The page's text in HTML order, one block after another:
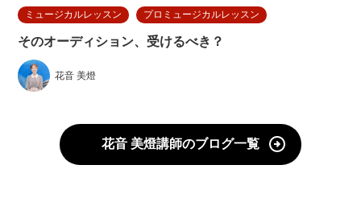
ミュージカルレッスン プロミュージカルレッスン
そのオーディション、受けるべき？
花音 美燈
花音 美燈講師のブログ一覧